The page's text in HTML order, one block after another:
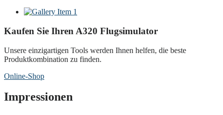
Kaufen Sie Ihren A320 Flugsimulator
Unsere einzigartigen Tools werden Ihnen helfen, die beste
Produktkombination zu finden.
Online-Shop
Impressionen